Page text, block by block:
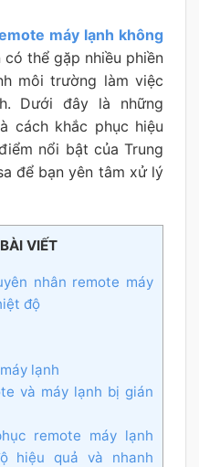
máy lạnh không
có thể gặp nhiều phiền
môi trường làm việc
Dưới đây là những
cách khắc phục hiệu
nổi bật của Trung
để bạn yên tâm xử lý
VIẾT
nhân remote máy
độ
lạnh
và máy lạnh bị gián
remote máy lạnh
hiệu quả và nhanh